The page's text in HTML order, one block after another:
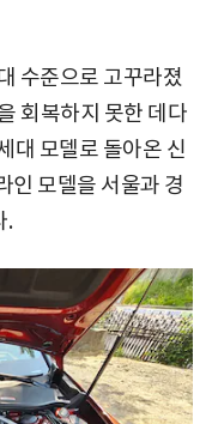
수준으로 고꾸라졌
회복하지 못한 데다
대 모델로 돌아온 신
인 모델을 서울과 경
.